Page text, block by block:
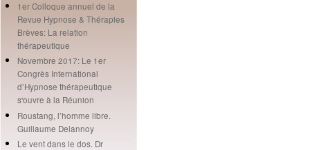
1er Colloque annuel de la
Revue Hypnose & Thérapies
Brèves: La relation
thérapeutique
Novembre 2017: Le 1er
Congrès International
d’Hypnose thérapeutique
s'ouvre à la Réunion
Roustang, l’homme libre.
Guillaume Delannoy
Le vent dans le dos. Dr